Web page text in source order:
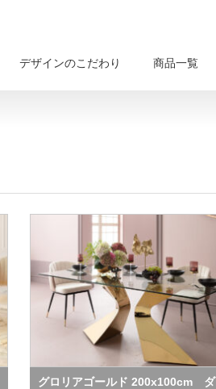
デザインのこだわり 商品一覧
グロリアゴールド 200x100cm ダ